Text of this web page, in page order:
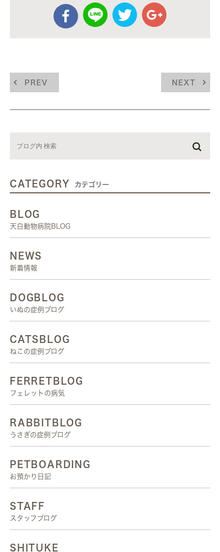
PREV NEXT
CATEGORY カテゴリー
BLOG
天白動物病院BLOG
NEWS
新着情報
DOGBLOG
いぬの症例ブログ
CATSBLOG
ねこの症例ブログ
FERRETBLOG
フェレットの病気
RABBITBLOG
うさぎの症例ブログ
PETBOARDING
お預かり日記
STAFF
スタッフブログ
SHITUKE